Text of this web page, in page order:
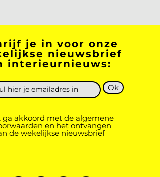
je in voor onze
nieuwsbrief
interieurnieuws:
Ok
ga akkoord met de algemene
en het ontvangen
de wekelijkse nieuwsbrief